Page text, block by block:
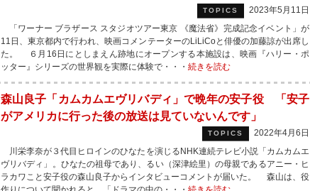
TOPICS
2023年5月11日
「ワーナー ブラザース スタジオツアー東京 《魔法省》完成記念イベント」が
11日、東京都内で行われ、映画コメンテーターのLiLiCoと俳優の加藤諒が出席し
た。 ６月16日にとしまえん跡地にオープンする本施設は、映画『ハリー・ポ
ッター』シリーズの世界観を実際に体験で・・・ 続きを読む
森山良子「カムカムエヴリバディ」で晩年の安子役 「安子
がアメリカに行った後の放送は見ていないんです」
TOPICS
2022年4月6日
川栄李奈が３代目ヒロインのひなたを演じるNHK連続テレビ小説「カムカムエ
ヴリバディ」。ひなたの祖母であり、るい（深津絵里）の母親であるアニー・ヒ
ラカワこと安子役の森山良子からインタビューコメントが届いた。 森山は、役